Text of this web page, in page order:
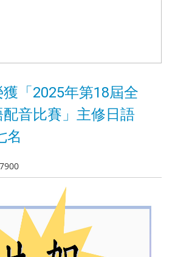
「2025年第18屆全
音比賽」主修日語
名